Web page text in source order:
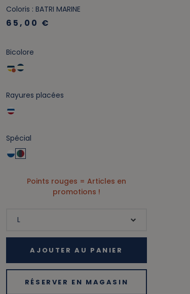
Coloris : BATRI MARINE
65,00 €
Bicolore
Rayures placées
Spécial
Points rouges = Articles en
promotions !
AJOUTER AU PANIER
RÉSERVER EN MAGASIN